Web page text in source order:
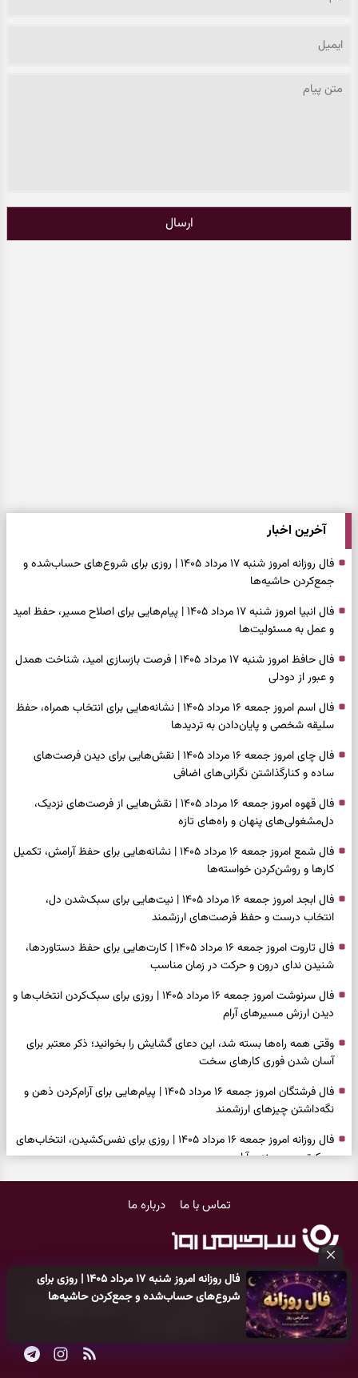
فال روزانه امروز شنبه ۱۷ مرداد ۱۴۰۵ | روزی برای
شروع‌های حساب‌شده و جمع‌کردن حاشیه‌ها
ارسال
آخرین اخبار
فال روزانه امروز شنبه ۱۷ مرداد ۱۴۰۵ | روزی برای شروع‌های حساب‌شده و
جمع‌کردن حاشیه‌ها
فال انبیا امروز شنبه ۱۷ مرداد ۱۴۰۵ | پیام‌هایی برای اصلاح مسیر، حفظ امید
و عمل به مسئولیت‌ها
فال حافظ امروز شنبه ۱۷ مرداد ۱۴۰۵ | فرصت بازسازی امید، شناخت همدل
و عبور از دودلی
فال اسم امروز جمعه ۱۶ مرداد ۱۴۰۵ | نشانه‌هایی برای انتخاب همراه، حفظ
سلیقه شخصی و پایان‌دادن به تردیدها
فال چای امروز جمعه ۱۶ مرداد ۱۴۰۵ | نقش‌هایی برای دیدن فرصت‌های
ساده و کنارگذاشتن نگرانی‌های اضافی
فال قهوه امروز جمعه ۱۶ مرداد ۱۴۰۵ | نقش‌هایی از فرصت‌های نزدیک،
دل‌مشغولی‌های پنهان و راه‌های تازه
فال شمع امروز جمعه ۱۶ مرداد ۱۴۰۵ | نشانه‌هایی برای حفظ آرامش، تکمیل
کارها و روشن‌کردن خواسته‌ها
فال ابجد امروز جمعه ۱۶ مرداد ۱۴۰۵ | نیت‌هایی برای سبک‌شدن دل،
انتخاب درست و حفظ فرصت‌های ارزشمند
فال تاروت امروز جمعه ۱۶ مرداد ۱۴۰۵ | کارت‌هایی برای حفظ دستاوردها،
شنیدن ندای درون و حرکت در زمان مناسب
فال سرنوشت امروز جمعه ۱۶ مرداد ۱۴۰۵ | روزی برای سبک‌کردن انتخاب‌ها و
دیدن ارزش مسیرهای آرام
وقتی همه راه‌ها بسته شد، این دعای گشایش را بخوانید؛ ذکر معتبر برای
آسان شدن فوری کارهای سخت
فال فرشتگان امروز جمعه ۱۶ مرداد ۱۴۰۵ | پیام‌هایی برای آرام‌کردن ذهن و
نگه‌داشتن چیزهای ارزشمند
فال روزانه امروز جمعه ۱۶ مرداد ۱۴۰۵ | روزی برای نفس‌کشیدن، انتخاب‌های
سبک‌تر و جمع‌بندی آرام
سنجیده و رهاشدن از انتظارهای بی‌نتیجه
طرز تهیه کوکو سبزی مجلسی | سبز، خوش‌عطر و برش‌خورده
شناخت فرصت واقعی و پایان‌دادن به تردیدها
تست شخصیت شناسی | کدام سکه‌ها زودتر چشمتان را گرفتند؟ انتخابتان
تماس با ما درباره ما
کلیه حقوق مادی و معنوی این سایت متعلق بهپایگاه خبری سرگرمی روز
می‌باشد و هر گونه کپی‌برداری توسط دیگر سایت‌ها اکیدا ممنوع